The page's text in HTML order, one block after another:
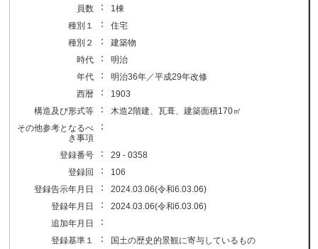
員数 ：
1棟
種別１
：
住宅
種別２
：
建築物
時代
：
明治
年代
：
明治36年／平成29年改修
西暦
：
1903
構造及び形式等
：
木造2階建、瓦葺、建築面積170㎡
その他参考となるべ
き事項
：
登録番号 ：
29 - 0358
登録回
：
106
登録告示年月日
：
2024.03.06(令和6.03.06)
登録年月日
：
2024.03.06(令和6.03.06)
追加年月日
：
登録基準１ ：
国土の歴史的景観に寄与しているもの